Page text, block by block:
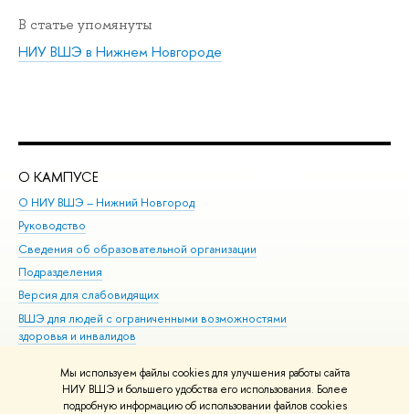
Мы используем файлы cookies для улучшения работы сайта
НИУ ВШЭ и большего удобства его использования. Более
подробную информацию об использовании файлов cookies
В статье упомянуты
НИУ ВШЭ в Нижнем Новгороде
О КАМПУСЕ
О НИУ ВШЭ – Нижний Новгород
Руководство
Сведения об образовательной организации
Подразделения
Версия для слабовидящих
ВШЭ для людей с ограниченными возможностями
здоровья и инвалидов